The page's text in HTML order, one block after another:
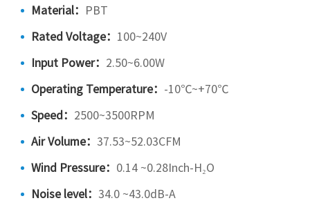
Material： PBT
Rated Voltage： 100~240V
Input Power： 2.50~6.00W
Operating Temperature： -10℃~+70℃
Speed： 2500~3500RPM
Air Volume： 37.53~52.03CFM
Wind Pressure： 0.14 ~0.28Inch-H₂O
Noise level： 34.0 ~43.0dB-A